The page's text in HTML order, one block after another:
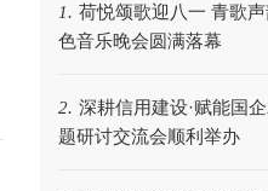
1. 荷悦颂歌迎八一 青歌
色音乐晚会圆满落幕
2. 深耕信用建设·赋能国
题研讨交流会顺利举办